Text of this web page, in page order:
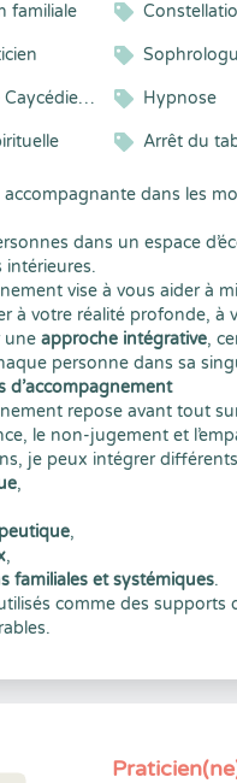
familiale
Sophrologie Caycédienne ® Hypnose
Arrêt du
accompagnante dans les
dans un espace
intérieures.
vise à vous aider à
à votre réalité profonde, à
une approche intégrative,
personne dans sa
d’accompagnement
repose avant tout
le non-jugement et
je peux intégrer
,
,
,
familiales et systémiques.
comme des